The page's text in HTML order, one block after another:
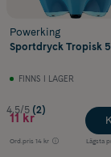
Powerking
Sportdryck Tropisk
FINNS I LAGER
4.5/5 (2)
11 kr
Ord.pris 14 kr Lägsta